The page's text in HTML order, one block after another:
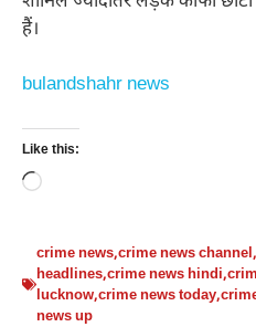
हैं।
bulandshahr news
Like this:
Loading…
crime news,crime news channel,
headlines,crime news hindi,
lucknow,crime news today,
news up